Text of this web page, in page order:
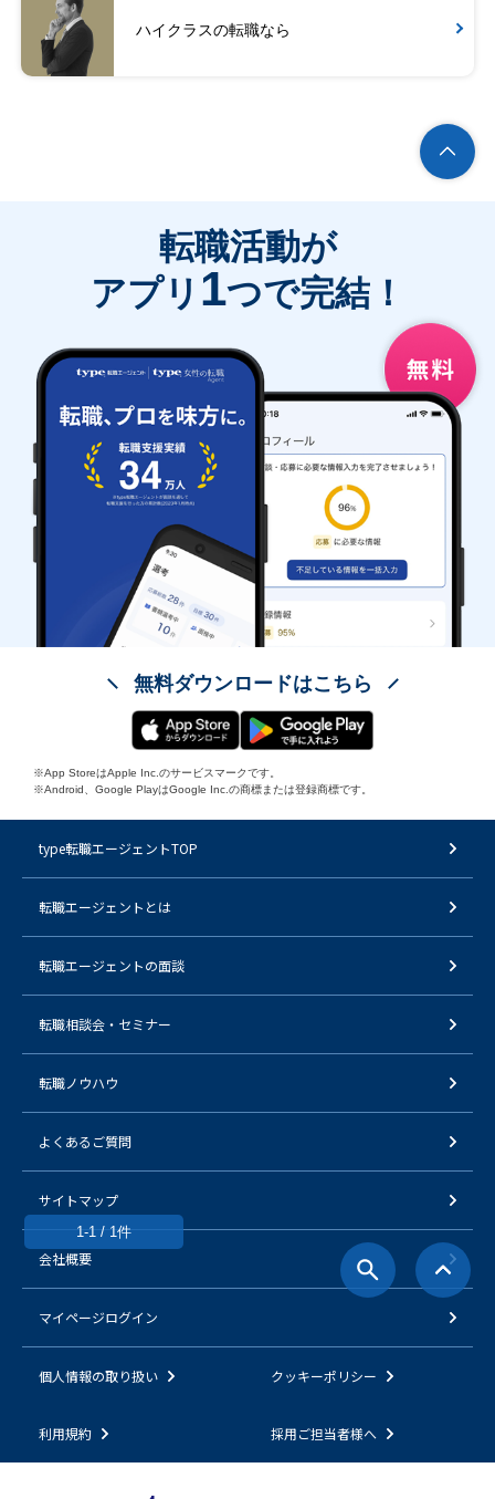
ハイクラスの転職なら
1-1 / 1件
転職活動が
アプリ 1つで完結！
無料ダウンロードはこちら
※App StoreはApple Inc.のサービスマークです。
※Android、Google PlayはGoogle Inc.の商標または登録商標です。
type転職エージェントTOP
転職エージェントとは
転職エージェントの面談
転職相談会・セミナー
転職ノウハウ
よくあるご質問
サイトマップ
会社概要
マイページログイン
個人情報の取り扱い クッキーポリシー
利用規約 採用ご担当者様へ